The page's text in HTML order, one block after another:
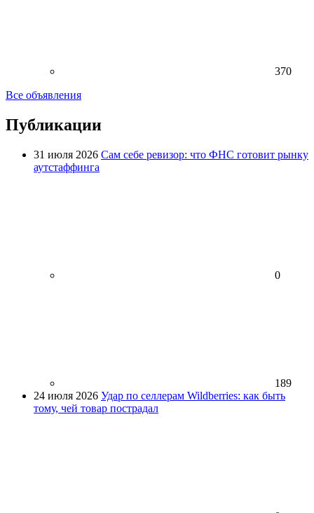
370
Все объявления
Публикации
31 июля 2026 Сам себе ревизор: что ФНС готовит рынку
аутстаффинга
0
189
24 июля 2026 Удар по селлерам Wildberries: как быть
тому, чей товар пострадал